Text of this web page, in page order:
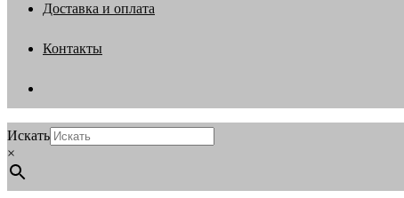
Доставка и оплата
Контакты
Искать
×